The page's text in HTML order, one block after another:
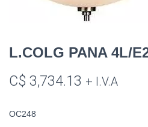
L.COLG PANA 4L/
C$ 3,734.13 + I.V.A
OC248